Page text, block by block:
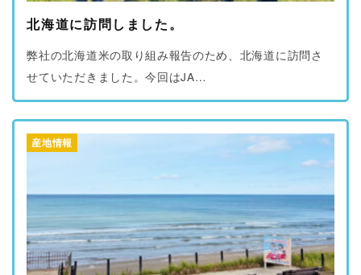
北海道に訪問しました。
弊社の北海道米の取り組み報告のため、北海道に訪問さ
せていただきました。今回はJA…
産地情報